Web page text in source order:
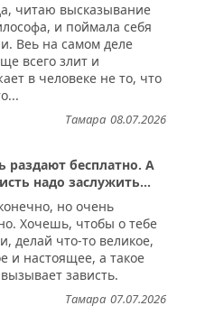
читаю высказывание
и поймала себя
Веь на самом деле
всего злит и
в человеке не то, что
08.07.2026
Тамара
раздают бесплатно. А
надо заслужить...
но очень
Хочешь, чтобы о тебе
делай что-то великое,
и настоящее, а такое
зависть.
07.07.2026
Тамара